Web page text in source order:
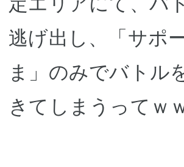
逃げ出し、「サポ
ま」のみでバトル
きてしまうってｗ